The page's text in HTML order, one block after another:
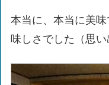
本当に、本当に美
味しさでした（思い